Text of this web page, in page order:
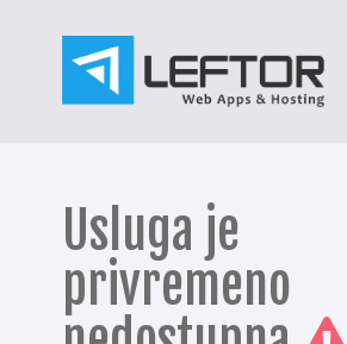
Usluga je
privremeno